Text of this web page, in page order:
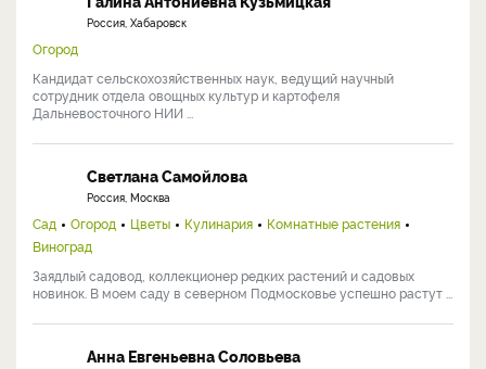
Россия, Хабаровск
Огород
Кандидат сельскохозяйственных наук, ведущий научный
сотрудник отдела овощных культур и картофеля
Дальневосточного НИИ ...
Светлана Самойлова
Россия, Москва
Сад Огород Цветы Кулинария
Комнатные растения
Виноград
Заядлый садовод, коллекционер редких растений и садовых
новинок. В моем саду в северном Подмосковье успешно растут ...
Анна Евгеньевна Соловьева